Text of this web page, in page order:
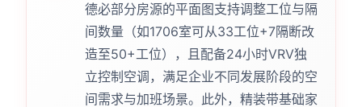
德必部分房源的平面图支持调整工位与隔
间数量（如1706室可从33工位+7隔断改
造至50+工位），且配备24小时VRV独
立控制空调，满足企业不同发展阶段的空
间需求与加班场景。此外，精装带基础家